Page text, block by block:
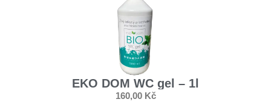
EKO DOM WC gel – 1l
160,00 Kč